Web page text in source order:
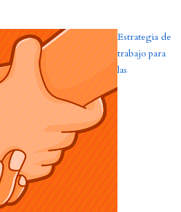
Estrategia de
trabajo para
las